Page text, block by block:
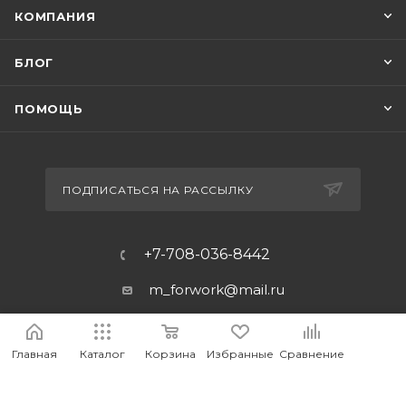
КОМПАНИЯ
БЛОГ
ПОМОЩЬ
ПОДПИСАТЬСЯ НА РАССЫЛКУ
+7-708-036-8442
m_forwork@mail.ru
г.Костанай, пр. Аль-Фараби 65
Главная Каталог Корзина Избранные Сравнение